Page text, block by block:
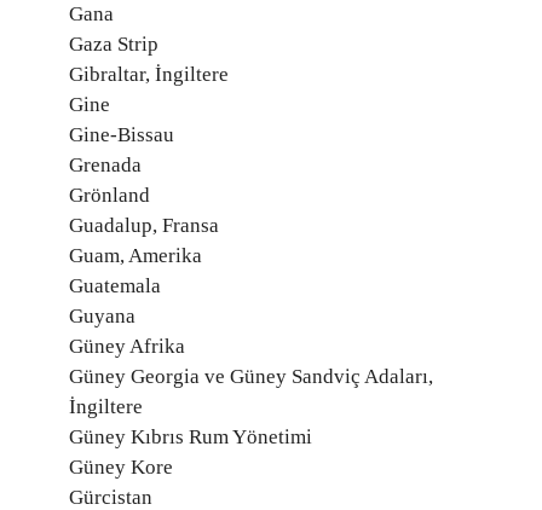
Gana
Gaza Strip
Gibraltar, İngiltere
Gine
Gine-Bissau
Grenada
Grönland
Guadalup, Fransa
Guam, Amerika
Guatemala
Guyana
Güney Afrika
Güney Georgia ve Güney Sandviç Adaları,
İngiltere
Güney Kıbrıs Rum Yönetimi
Güney Kore
Gürcistan